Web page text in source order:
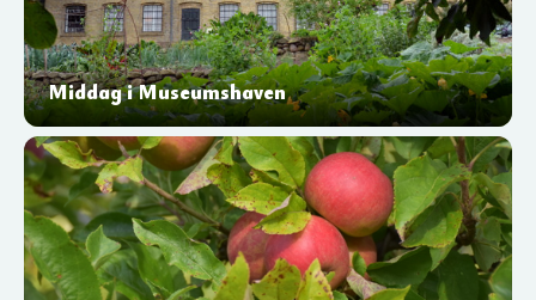
Middag i Museumshaven